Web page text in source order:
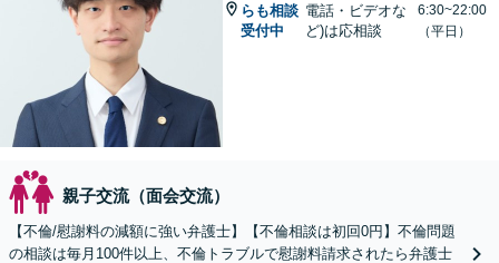
らも相談
受付中
電話・ビデオな
ど)は応相談
6:30~22:00
（平日）
親子交流（面会交流）
【不倫/慰謝料の減額に強い弁護士】【不倫相談は初回0円】不倫問題
の相談は毎月100件以上、不倫トラブルで慰謝料請求されたら弁護士